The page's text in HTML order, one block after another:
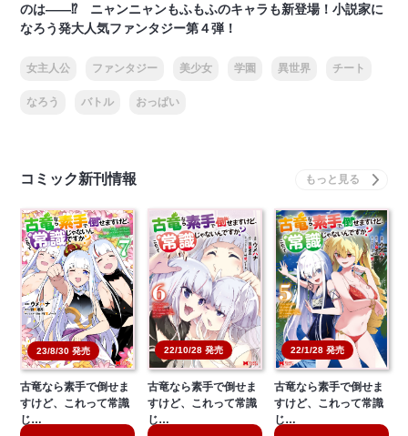
のは――⁉ ニャンニャンもふもふのキャラも新登場！小説家に
なろう発大人気ファンタジー第４弾！
女主人公 ファンタジー 美少女 学園 異世界 チート
なろう バトル おっぱい
コミック新刊情報
23/8/30 発売
古竜なら素手で倒せま
すけど、これって常識
じ…
22/10/28 発売
古竜なら素手で倒せま
すけど、これって常識
じ…
22/1/28 発売
古竜なら素手で倒せま
すけど、これって常識
じ…